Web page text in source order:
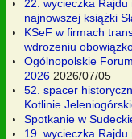
22. wycieczka
najnowszej książki
KSeF w firmach
wdrożeniu
Ogólnopolskie
2026 2026/07/05
52. spacer
Kotlinie
Spotkanie w
19. wycieczka